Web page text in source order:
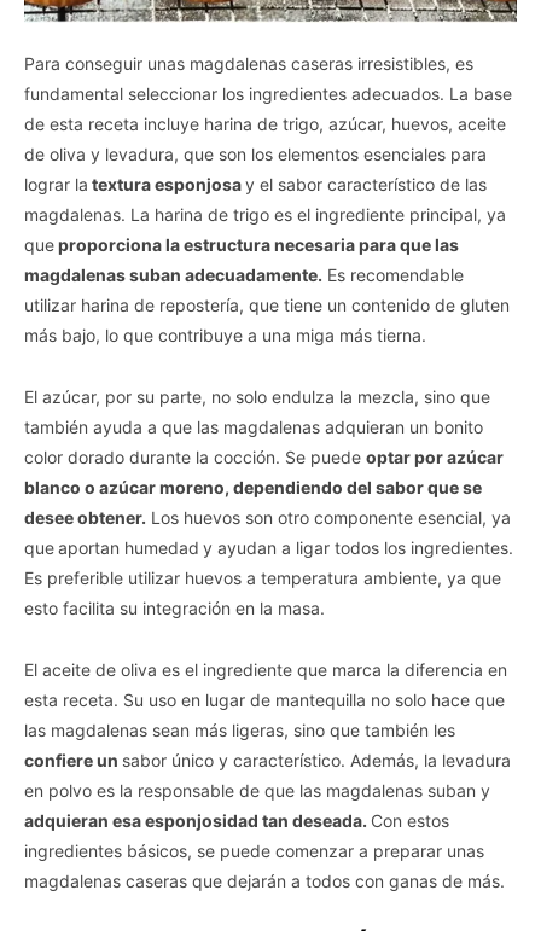
Para conseguir unas magdalenas caseras irresistibles, es
fundamental seleccionar los ingredientes adecuados. La base
de esta receta incluye harina de trigo, azúcar, huevos, aceite
de oliva y levadura, que son los elementos esenciales para
lograr la textura esponjosay el sabor característico de las
magdalenas. La harina de trigo es el ingrediente principal, ya
queproporciona la estructura necesaria para que las
magdalenas suban adecuadamente. Es recomendable
utilizar harina de repostería, que tiene un contenido de gluten
más bajo, lo que contribuye a una miga más tierna.
El azúcar, por su parte, no solo endulza la mezcla, sino que
también ayuda a que las magdalenas adquieran un bonito
color dorado durante la cocción. Se puede optar por azúcar
blanco o azúcar moreno, dependiendo del sabor que se
desee obtener. Los huevos son otro componente esencial, ya
queaportan humedad y ayudan a ligar todos los ingredientes.
Es preferible utilizar huevos a temperatura ambiente, ya que
esto facilita su integración en la masa.
El aceite de oliva es el ingrediente que marca la diferencia en
esta receta. Su uso en lugar de mantequilla no solo hace que
las magdalenas sean más ligeras, sino que también les
confiere un sabor único y característico. Además, la levadura
en polvo es la responsable de que las magdalenas suban y
adquieran esa esponjosidad tan deseada. Con estos
ingredientes básicos, se puede comenzar a preparar unas
magdalenas caseras que dejarán a todos con ganas de más.